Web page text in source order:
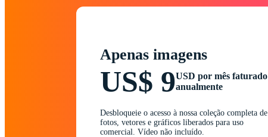
Apenas imagens
US$ 9USD por mês faturado
anualmente
Desbloqueie o acesso à nossa coleção completa de
fotos, vetores e gráficos liberados para uso
comercial. Vídeo não incluído.